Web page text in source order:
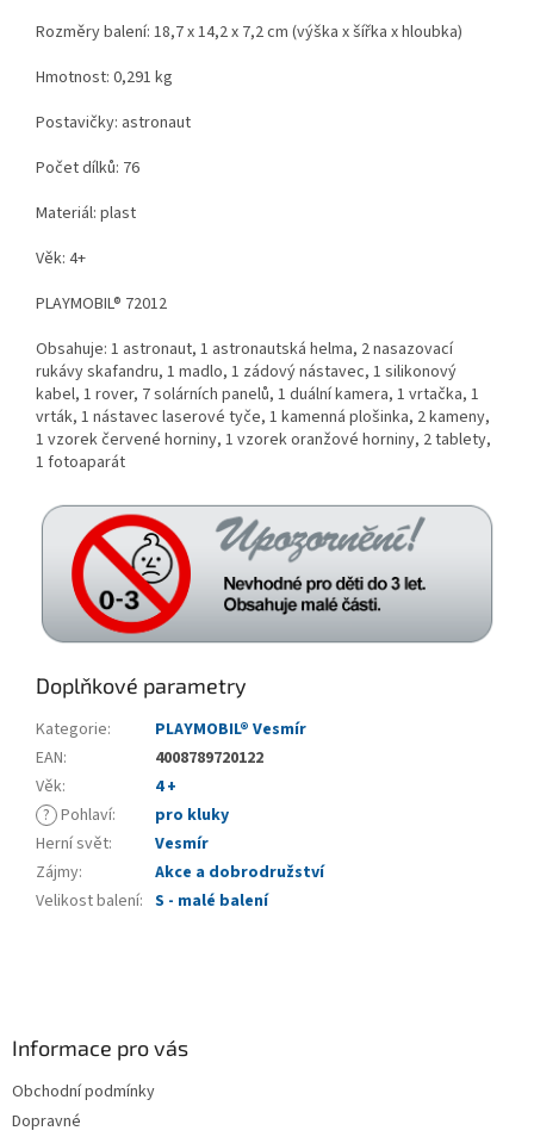
Rozměry balení: 18,7 x 14,2 x 7,2 cm (výška x šířka x hloubka)
Hmotnost: 0,291 kg
Postavičky: astronaut
Počet dílků: 76
Materiál: plast
Věk: 4+
PLAYMOBIL® 72012
Obsahuje: 1 astronaut, 1 astronautská helma, 2 nasazovací
rukávy skafandru, 1 madlo, 1 zádový nástavec, 1 silikonový
kabel, 1 rover, 7 solárních panelů, 1 duální kamera, 1 vrtačka, 1
vrták, 1 nástavec laserové tyče, 1 kamenná plošinka, 2 kameny,
1 vzorek červené horniny, 1 vzorek oranžové horniny, 2 tablety,
1 fotoaparát
Doplňkové parametry
Kategorie:
PLAYMOBIL® Vesmír
EAN:
4008789720122
Věk:
4 +
? Pohlaví:
pro kluky
Herní svět:
Vesmír
Zájmy:
Akce a dobrodružství
Velikost balení: S - malé balení
Informace pro vás
Obchodní podmínky
Dopravné